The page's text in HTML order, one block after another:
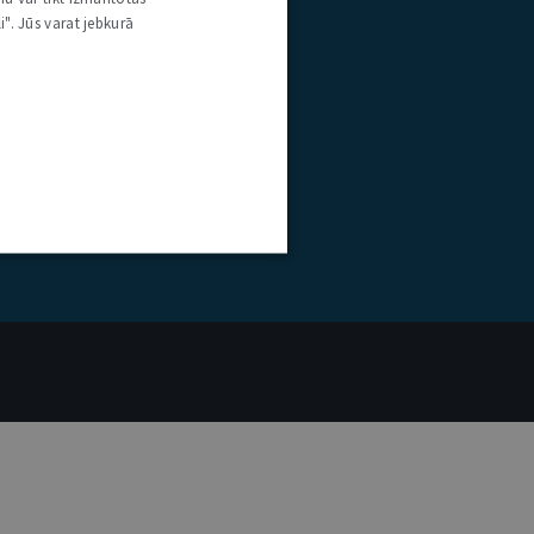
Jūs varat jebkurā